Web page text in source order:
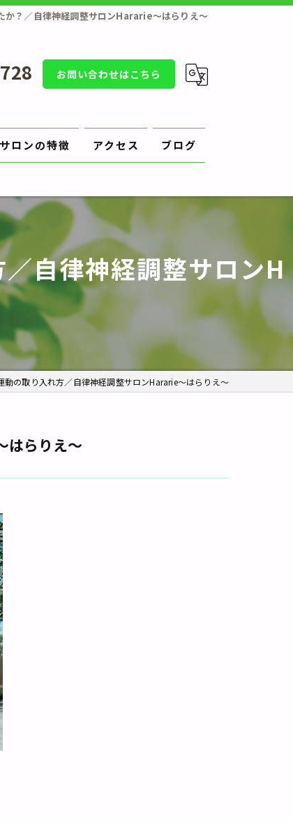
か？／自律神経調整サロンHararie〜はらりえ〜
お問い合わせはこちら
ロンの特徴
原因
り方
入爪
角質ケア
アクセス ブログ
自律神経調整サロンH
動の取り入れ方／自律神経調整サロンHararie〜はらりえ〜
はらりえ〜